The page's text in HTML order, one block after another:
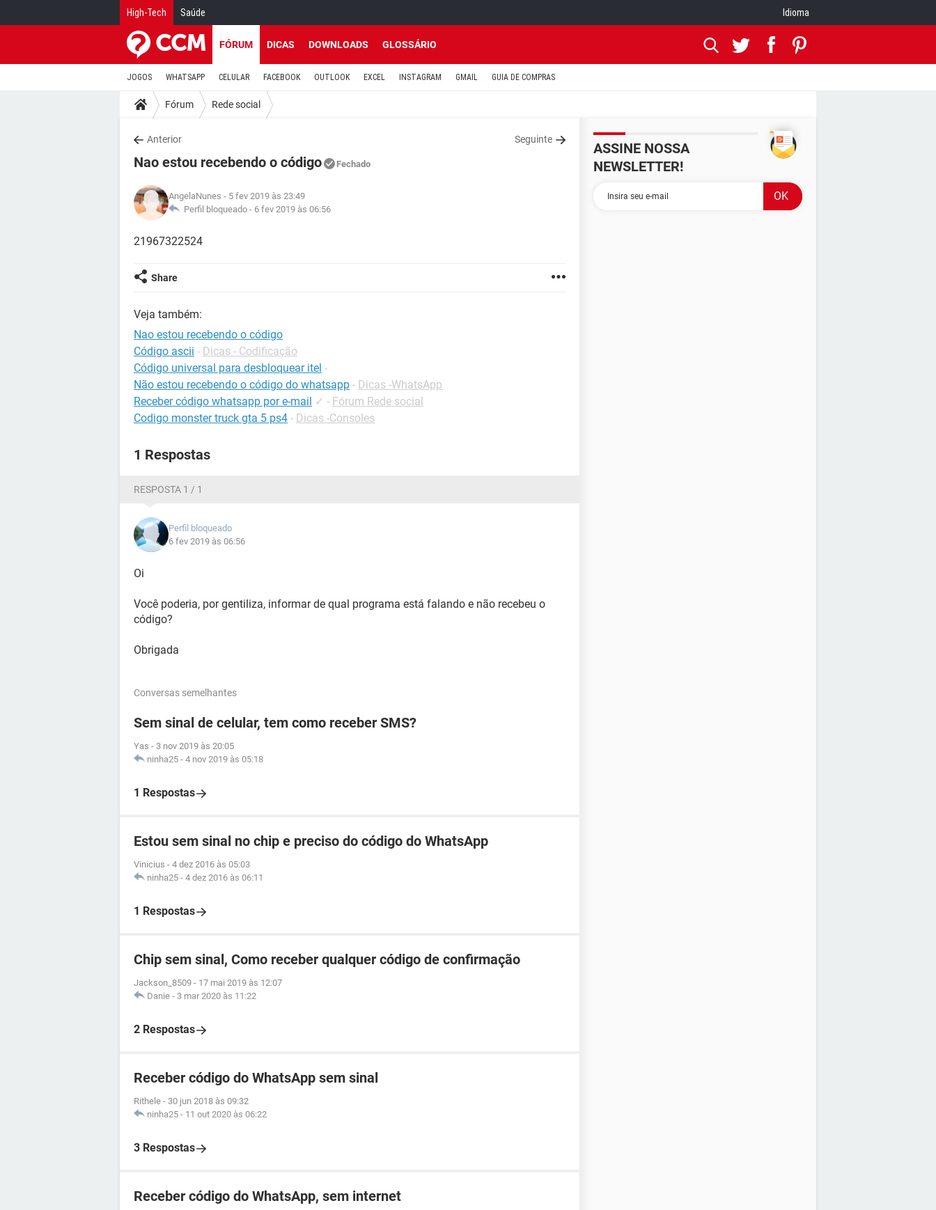
High-Tech Saúde Idioma
FÓRUM DICAS DOWNLOADS GLOSSÁRIO
JOGOS WHATSAPP CELULAR FACEBOOK OUTLOOK EXCEL INSTAGRAM GMAIL GUIA DE COMPRAS
Fórum Rede social
Anterior Seguinte
Nao estou recebendo o código Fechado
AngelaNunes - 5 fev 2019 às 23:49
Perfil bloqueado - 6 fev 2019 às 06:56
21967322524
Share
Veja também:
Nao estou recebendo o código
Código ascii - Dicas - Codificação
Código universal para desbloquear itel -
Não estou recebendo o código do whatsapp - Dicas -WhatsApp
Receber código whatsapp por e-mail ✓ - Fórum Rede social
Codigo monster truck gta 5 ps4 - Dicas -Consoles
1 Respostas
RESPOSTA 1 / 1
Perfil bloqueado
6 fev 2019 às 06:56
Oi
Você poderia, por gentiliza, informar de qual programa está falando e não recebeu o
código?
Obrigada
Conversas semelhantes
Sem sinal de celular, tem como receber SMS?
Yas - 3 nov 2019 às 20:05
ninha25 - 4 nov 2019 às 05:18
1 Respostas
Estou sem sinal no chip e preciso do código do WhatsApp
Vinicius - 4 dez 2016 às 05:03
ninha25 - 4 dez 2016 às 06:11
1 Respostas
Chip sem sinal, Como receber qualquer código de confirmação
Jackson_8509 - 17 mai 2019 às 12:07
Danie - 3 mar 2020 às 11:22
2 Respostas
Receber código do WhatsApp sem sinal
Rithele - 30 jun 2018 às 09:32
ninha25 - 11 out 2020 às 06:22
3 Respostas
Receber código do WhatsApp, sem internet
ASSINE NOSSA
NEWSLETTER!